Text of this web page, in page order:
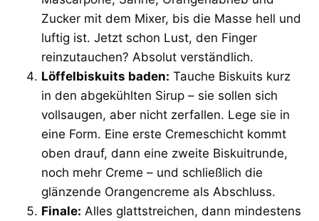
Zucker mit dem Mixer, bis die Masse hell und
luftig ist. Jetzt schon Lust, den Finger
reinzutauchen? Absolut verständlich.
Löffelbiskuits baden: Tauche Biskuits kurz
in den abgekühlten Sirup – sie sollen sich
vollsaugen, aber nicht zerfallen. Lege sie in
eine Form. Eine erste Cremeschicht kommt
oben drauf, dann eine zweite Biskuitrunde,
noch mehr Creme – und schließlich die
glänzende Orangencreme als Abschluss.
Finale: Alles glattstreichen, dann mindestens